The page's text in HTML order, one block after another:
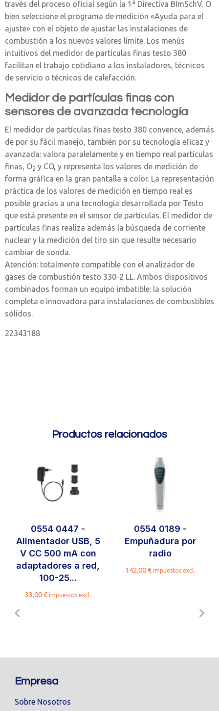
través del proceso oficial según la 1 a Directiva BImSchV. O
bien seleccione el programa de medición «Ayuda para el
ajuste» con el objeto de ajustar las instalaciones de
combustión a los nuevos valores límite. Los menús
intuitivos del medidor de partículas finas testo 380
facilitan el trabajo cotidiano a los instaladores, técnicos
de servicio o técnicos de calefacción.
Medidor de partículas finas con
sensores de avanzada tecnología
El medidor de partículas finas testo 380 convence, además
de por su fácil manejo, también por su tecnología eficaz y
avanzada: valora paralelamente y en tiempo real partículas
finas, O2 y CO, y representa los valores de medición de
forma gráfica en la gran pantalla a color. La representación
práctica de los valores de medición en tiempo real es
posible gracias a una tecnología desarrollada por Testo
que está presente en el sensor de partículas. El medidor de
partículas finas realiza además la búsqueda de corriente
nuclear y la medición del tiro sin que resulte necesario
cambiar de sonda.
Atención: totalmente compatible con el analizador de
gases de combustión testo 330-2 LL. Ambos dispositivos
combinados forman un equipo imbatible: la solución
completa e innovadora para instalaciones de combustibles
sólidos.
22343188
Productos relacionados
0554 0447 -
Alimentador USB, 5
V CC 500 mA con
adaptadores a red,
100-25...
33,00€ impuestos excl.
0554 0189 -
Empuñadura por
radio
142,00€ impuestos excl.
Empresa
Sobre Nosotros